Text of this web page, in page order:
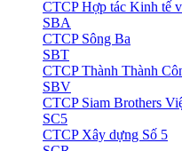
CTCP Hợp tác Kinh tế
SBA
CTCP Sông Ba
SBT
CTCP Thành Thành
SBV
CTCP Siam Brothers
SC5
CTCP Xây dựng Số 5